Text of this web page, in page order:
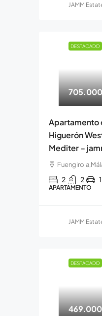
JAMM
DESTACADO
Apartamento
Higuerón
Mediter –
2 2 1
APARTAMENTO
JAMM
DESTACADO